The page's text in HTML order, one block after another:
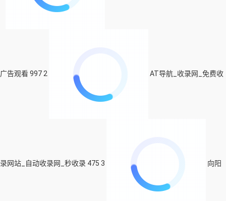
广告观看997 2 AT导航_收录网_免费收
录网站_自动收录网_秒收录 475 3 向阳